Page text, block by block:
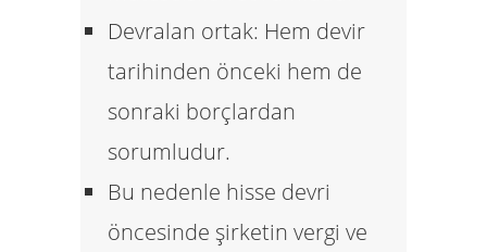
Devralan ortak: Hem devir
tarihinden önceki hem de
sonraki borçlardan
sorumludur.
Bu nedenle hisse devri
öncesinde şirketin vergi ve